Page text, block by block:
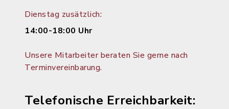
Dienstag zusätzlich:
14:00-18:00 Uhr
Unsere Mitarbeiter beraten Sie gerne nach
Terminvereinbarung.
Telefonische Erreichbarkeit: